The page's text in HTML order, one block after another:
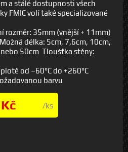
a stálé dostupnosti všech
FMIC volí také specializované
rozměr: 35mm (vnější + 11mm)
délka: 5cm, 7,6cm, 10cm,
50cm Tloušťka stěny:
od –60°C do +260°C
barvu
/ks